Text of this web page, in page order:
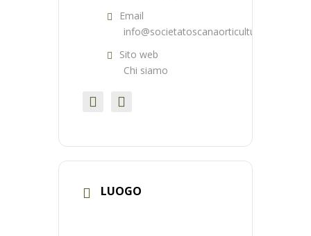
Email
info@societatoscanaorticultura.it
Sito web
Chi siamo
LUOGO